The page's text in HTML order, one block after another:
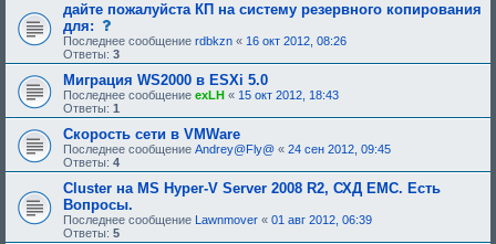
у
е
б
е
и
я
дайте пожалуйста КП на систему резервного копирования
для:
о
о
б
щ
е
н
и
е
,
т
р
б
у
ю
щ
Последнее сообщение rdbkzn « 16 окт 2012, 08:26
Ответы: 3
Миграция WS2000 в ESXi 5.0
Последнее сообщение exLH « 15 окт 2012, 18:43
Ответы: 1
Скорость сети в VMWare
Последнее сообщение Andrey@Fly@ « 24 сен 2012, 09:45
Ответы: 4
Cluster на MS Hyper-V Server 2008 R2, СХД EMC. Есть
Вопросы.
Последнее сообщение Lawnmover « 01 авг 2012, 06:39
Ответы: 5